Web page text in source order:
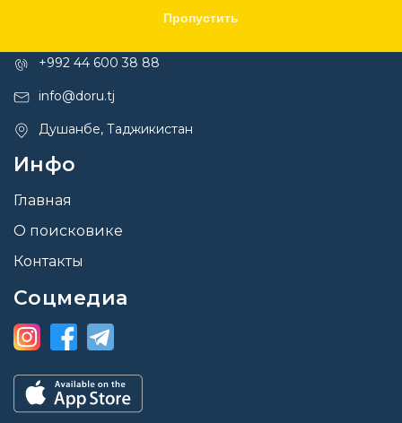
Пропустить
+992 44 600 38 88
info@doru.tj
Душанбе, Таджикистан
Инфо
Главная
О поисковике
Контакты
Соцмедиа